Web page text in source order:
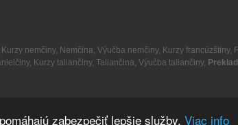
zabezpečiť lepšie služby. Viac info
Kurzy nemčiny, Nemčina, Výučba nemčiny, Kurzy francúzštiny,
, Kurzy taliančiny, Taliančina, Výučba taliančiny,